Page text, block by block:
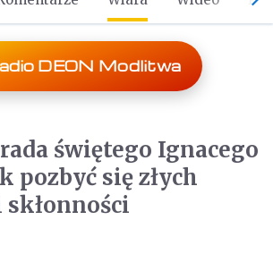
DEON Modlitwa
świętego Ignacego
pozbyć się złych